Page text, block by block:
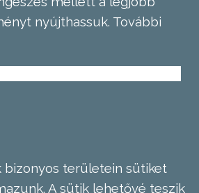
nyújthassuk. További
bizonyos területein sütiket
A sütik lehetővé teszik